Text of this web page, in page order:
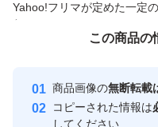
Yahoo!フリマが定めた一定
付与しています
安心取引出品者
取引実績
この商品の
商品画像の無断転載
コピーされた情報は
してください
この商品をみている人に